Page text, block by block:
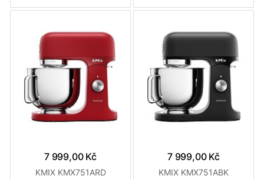
KENWOOD
KENWOOD
7 999,00 Kč
KMIX KMX751ARD
7 999,00 Kč
KMIX KMX751ABK